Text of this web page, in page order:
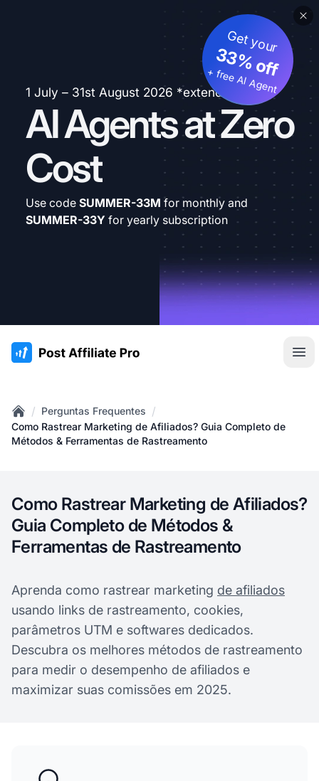
1 July – 31st August 2026 *extended
AI Agents at Zero
Cost
Get your
33% off
+ free AI Agent
Use code SUMMER-33M for monthly and
SUMMER-33Y for yearly subscription
:site.title
Home
/ Perguntas Frequentes /
Como Rastrear Marketing de Afiliados? Guia Completo de
Métodos & Ferramentas de Rastreamento
Como Rastrear Marketing de Afiliados?
Guia Completo de Métodos &
Ferramentas de Rastreamento
Aprenda como rastrear marketing de afiliados
usando links de rastreamento, cookies,
parâmetros UTM e softwares dedicados.
Descubra os melhores métodos de rastreamento
para medir o desempenho de afiliados e
maximizar suas comissões em 2025.